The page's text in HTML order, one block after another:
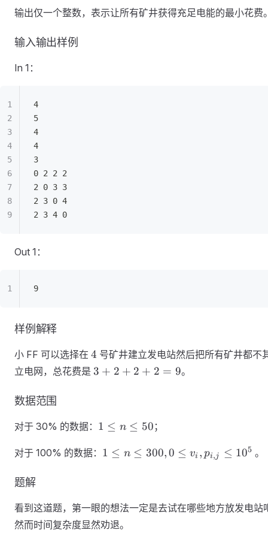
输出仅一个整数，表示让所有矿井获得充足电能的最小花费
输入输出样例
In 1：
4
5
4
4
3
0 2 2 2
2 0 3 3
2 3 0 4
2 3 4 0
Out 1：
9
样例解释
小 FF 可以选择在 4
4 号矿井建立发电站然后把所有矿井都不
立电网，总花费是 3+2+2+2=9
3 + 2 + 2 + 2 = 9。
数据范围
对于 30% 的数据： 1≤n≤50
1 ≤ n ≤ 50 ；
对于 100% 的数据： 1≤n≤300,0≤v_i,p_{i,j}
1 ≤ n ≤ 300,0 ≤ vi , pi,j ≤ 105 ​​ 。
题解
看到这道题，第一眼的想法一定是去试在哪些地方放发电站
然而时间复杂度显然劝退。